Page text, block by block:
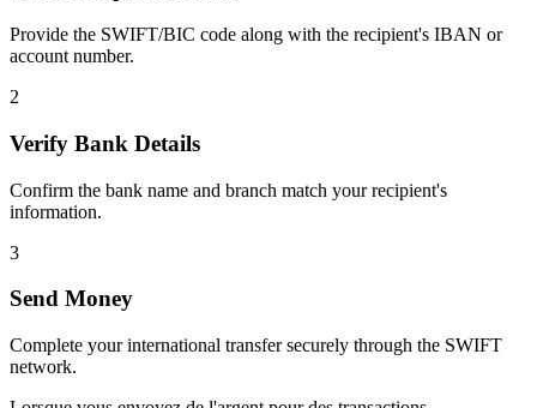
Provide the SWIFT/BIC code along with the recipient's IBAN or
account number.
2
Verify Bank Details
Confirm the bank name and branch match your recipient's
information.
3
Send Money
Complete your international transfer securely through the SWIFT
network.